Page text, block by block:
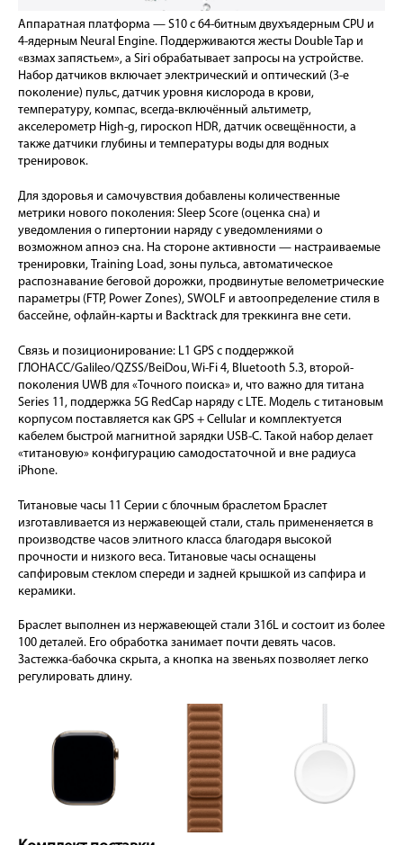
Аппаратная платформа — S10 с 64-битным двухъядерным CPU и
4-ядерным Neural Engine. Поддерживаются жесты Double Tap и
«взмах запястьем», а Siri обрабатывает запросы на устройстве.
Набор датчиков включает электрический и оптический (3-е
поколение) пульс, датчик уровня кислорода в крови,
температуру, компас, всегда-включённый альтиметр,
акселерометр High-g, гироскоп HDR, датчик освещённости, а
также датчики глубины и температуры воды для водных
тренировок.
Для здоровья и самочувствия добавлены количественные
метрики нового поколения: Sleep Score (оценка сна) и
уведомления о гипертонии наряду с уведомлениями о
возможном апноэ сна. На стороне активности — настраиваемые
тренировки, Training Load, зоны пульса, автоматическое
распознавание беговой дорожки, продвинутые велометрические
параметры (FTP, Power Zones), SWOLF и автоопределение стиля в
бассейне, офлайн-карты и Backtrack для треккинга вне сети.
Связь и позиционирование: L1 GPS с поддержкой
ГЛОНАСС/Galileo/QZSS/BeiDou, Wi-Fi 4, Bluetooth 5.3, второй-
поколения UWB для «Точного поиска» и, что важно для титана
Series 11, поддержка 5G RedCap наряду с LTE. Модель с титановым
корпусом поставляется как GPS + Cellular и комплектуется
кабелем быстрой магнитной зарядки USB-C. Такой набор делает
«титановую» конфигурацию самодостаточной и вне радиуса
iPhone.
Титановые часы 11 Серии с блочным браслетом Браслет
изготавливается из нержавеющей стали, сталь примененяется в
производстве часов элитного класса благодаря высокой
прочности и низкого веса. Титановые часы оснащены
сапфировым стеклом спереди и задней крышкой из сапфира и
керамики.
Браслет выполнен из нержавеющей стали 316L и состоит из более
100 деталей. Его обработка занимает почти девять часов.
Застежка-бабочка скрыта, а кнопка на звеньях позволяет легко
регулировать длину.